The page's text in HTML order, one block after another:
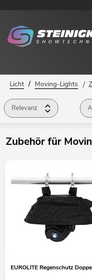
Licht / Moving-Lights /
Relevanz
Zubehör für
EUROLITE Regenschutz